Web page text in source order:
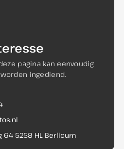
pagina kan eenvoudig
ingediend.
64 5258 HL Berlicum